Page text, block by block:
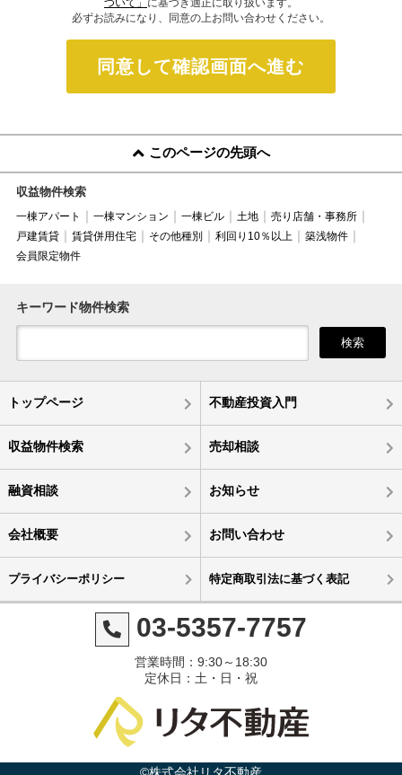
ついて」 に基づき適正に取り扱います。
必ずお読みになり、同意の上お問い合わせください。
同意して確認画面へ進む
このページの先頭へ
収益物件検索
一棟アパート 一棟マンション 一棟ビル 土地
売り店舗・事務所
戸建賃貸
賃貸併用住宅 その他種別 利回り10％以上
築浅物件
会員限定物件
キーワード物件検索
検索
トップページ 不動産投資入門
収益物件検索 売却相談
融資相談 お知らせ
会社概要 お問い合わせ
プライバシーポリシー 特定商取引法に基づく表記
03-5357-7757
営業時間：9:30～18:30
定休日：土・日・祝